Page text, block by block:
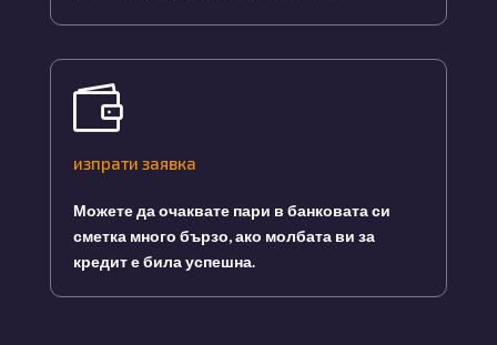

изпрати заявка
Можете да очаквате пари в банковата си
сметка много бързо, ако молбата ви за
кредит е била успешна.